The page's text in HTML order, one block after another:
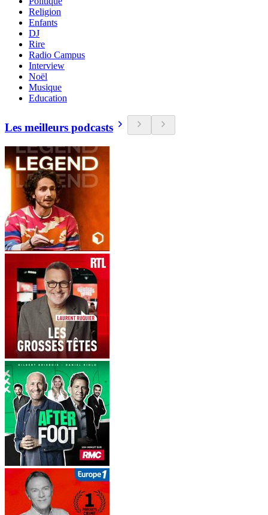
Religion
Enfants
DJ
Rire
Radio Campus
Interview
Noël
Musique
Education
Les meilleurs podcasts